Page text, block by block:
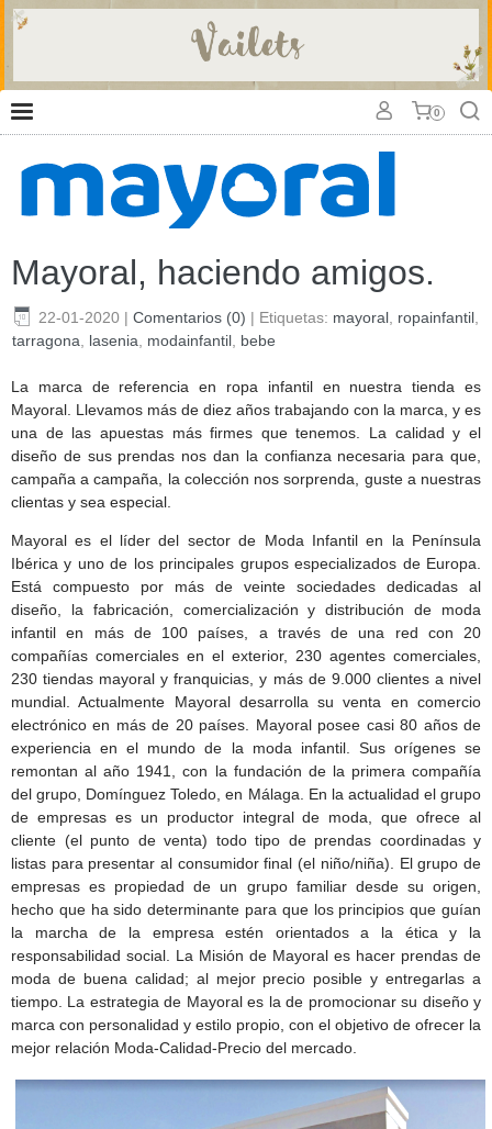
0
Mayoral, haciendo amigos.
22-01-2020 | Comentarios (0) | Etiquetas: mayoral ropainfantil
tarragona
lasenia modainfantil bebe
La marca de referencia en ropa infantil en nuestra tienda es
Mayoral. Llevamos más de diez años trabajando con la marca, y es
una de las apuestas más firmes que tenemos. La calidad y el
diseño de sus prendas nos dan la confianza necesaria para que,
campaña a campaña, la colección nos sorprenda, guste a nuestras
clientas y sea especial.
Mayoral es el líder del sector de Moda Infantil en la Península
Ibérica y uno de los principales grupos especializados de Europa.
Está compuesto por más de veinte sociedades dedicadas al
diseño, la fabricación, comercialización y distribución de moda
infantil en más de 100 países, a través de una red con 20
compañías comerciales en el exterior, 230 agentes comerciales,
230 tiendas mayoral y franquicias, y más de 9.000 clientes a nivel
mundial. Actualmente Mayoral desarrolla su venta en comercio
electrónico en más de 20 países. Mayoral posee casi 80 años de
experiencia en el mundo de la moda infantil. Sus orígenes se
remontan al año 1941, con la fundación de la primera compañía
del grupo, Domínguez Toledo, en Málaga. En la actualidad el grupo
de empresas es un productor integral de moda, que ofrece al
cliente (el punto de venta) todo tipo de prendas coordinadas y
listas para presentar al consumidor final (el niño/niña). El grupo de
empresas es propiedad de un grupo familiar desde su origen,
hecho que ha sido determinante para que los principios que guían
la marcha de la empresa estén orientados a la ética y la
responsabilidad social. La Misión de Mayoral es hacer prendas de
moda de buena calidad; al mejor precio posible y entregarlas a
tiempo. La estrategia de Mayoral es la de promocionar su diseño y
marca con personalidad y estilo propio, con el objetivo de ofrecer la
mejor relación Moda-Calidad-Precio del mercado.